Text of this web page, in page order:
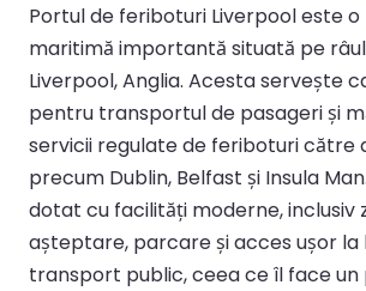
Portul de feriboturi Liverpool este
maritimă importantă situată pe
Liverpool, Anglia. Acesta servește
pentru transportul de pasageri și
servicii regulate de feriboturi către
precum Dublin, Belfast și Insula
dotat cu facilități moderne, inclusiv
așteptare, parcare și acces ușor la
transport public, ceea ce îl face